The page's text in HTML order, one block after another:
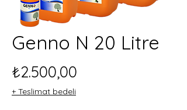
Genno N 20 Litre
₺2.500,00
+ Teslimat bedeli